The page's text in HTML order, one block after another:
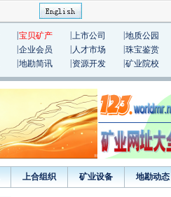
宝贝矿产 上市公司
地质公园
企业会员 人才市场
珠宝鉴赏
地勘简讯 资源开发 矿业院校
上合组织 矿业设备 地勘动态